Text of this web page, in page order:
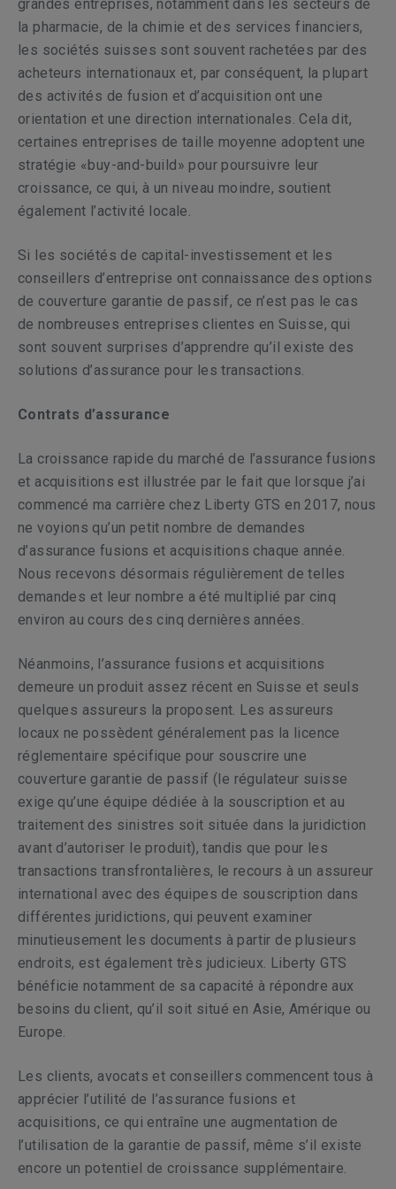
grandes entreprises, notamment dans les secteurs de
la pharmacie, de la chimie et des services financiers,
les sociétés suisses sont souvent rachetées par des
acheteurs internationaux et, par conséquent, la plupart
des activités de fusion et d’acquisition ont une
orientation et une direction internationales. Cela dit,
certaines entreprises de taille moyenne adoptent une
stratégie «buy-and-build» pour poursuivre leur
croissance, ce qui, à un niveau moindre, soutient
également l’activité locale.
Si les sociétés de capital-investissement et les
conseillers d’entreprise ont connaissance des options
de couverture garantie de passif, ce n’est pas le cas
de nombreuses entreprises clientes en Suisse, qui
sont souvent surprises d’apprendre qu’il existe des
solutions d’assurance pour les transactions.
Contrats d’assurance
La croissance rapide du marché de l’assurance fusions
et acquisitions est illustrée par le fait que lorsque j’ai
commencé ma carrière chez Liberty GTS en 2017, nous
ne voyions qu’un petit nombre de demandes
d’assurance fusions et acquisitions chaque année.
Nous recevons désormais régulièrement de telles
demandes et leur nombre a été multiplié par cinq
environ au cours des cinq dernières années.
Néanmoins, l’assurance fusions et acquisitions
demeure un produit assez récent en Suisse et seuls
quelques assureurs la proposent. Les assureurs
locaux ne possèdent généralement pas la licence
réglementaire spécifique pour souscrire une
couverture garantie de passif (le régulateur suisse
exige qu’une équipe dédiée à la souscription et au
traitement des sinistres soit située dans la juridiction
avant d’autoriser le produit), tandis que pour les
transactions transfrontalières, le recours à un assureur
international avec des équipes de souscription dans
différentes juridictions, qui peuvent examiner
minutieusement les documents à partir de plusieurs
endroits, est également très judicieux. Liberty GTS
bénéficie notamment de sa capacité à répondre aux
besoins du client, qu’il soit situé en Asie, Amérique ou
Europe.
Les clients, avocats et conseillers commencent tous à
apprécier l’utilité de l’assurance fusions et
acquisitions, ce qui entraîne une augmentation de
l’utilisation de la garantie de passif, même s’il existe
encore un potentiel de croissance supplémentaire.